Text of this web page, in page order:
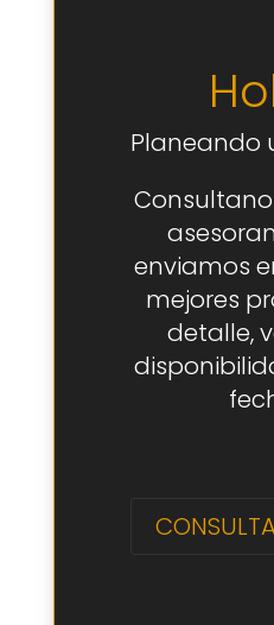
Planeando
enviamos
mejores
detalle,